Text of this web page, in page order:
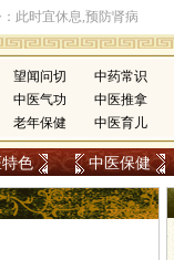
望闻问切 中药常识
中医气功 中医推拿
老年保健 中医育儿
色 中医保健